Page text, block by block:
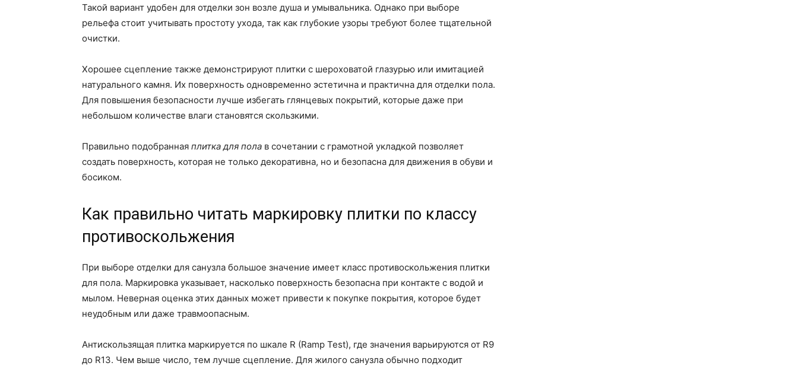
Такой вариант удобен для отделки зон возле душа и умывальника. Однако при выборе
рельефа стоит учитывать простоту ухода, так как глубокие узоры требуют более тщательной
очистки.
Хорошее сцепление также демонстрируют плитки с шероховатой глазурью или имитацией
натурального камня. Их поверхность одновременно эстетична и практична для отделки пола.
Для повышения безопасности лучше избегать глянцевых покрытий, которые даже при
небольшом количестве влаги становятся скользкими.
Правильно подобранная плитка для пола в сочетании с грамотной укладкой позволяет
создать поверхность, которая не только декоративна, но и безопасна для движения в обуви и
босиком.
Как правильно читать маркировку плитки по классу
противоскольжения
При выборе отделки для санузла большое значение имеет класс противоскольжения плитки
для пола. Маркировка указывает, насколько поверхность безопасна при контакте с водой и
мылом. Неверная оценка этих данных может привести к покупке покрытия, которое будет
неудобным или даже травмоопасным.
Антискользящая плитка маркируется по шкале R (Ramp Test), где значения варьируются от R9
до R13. Чем выше число, тем лучше сцепление. Для жилого санузла обычно подходит